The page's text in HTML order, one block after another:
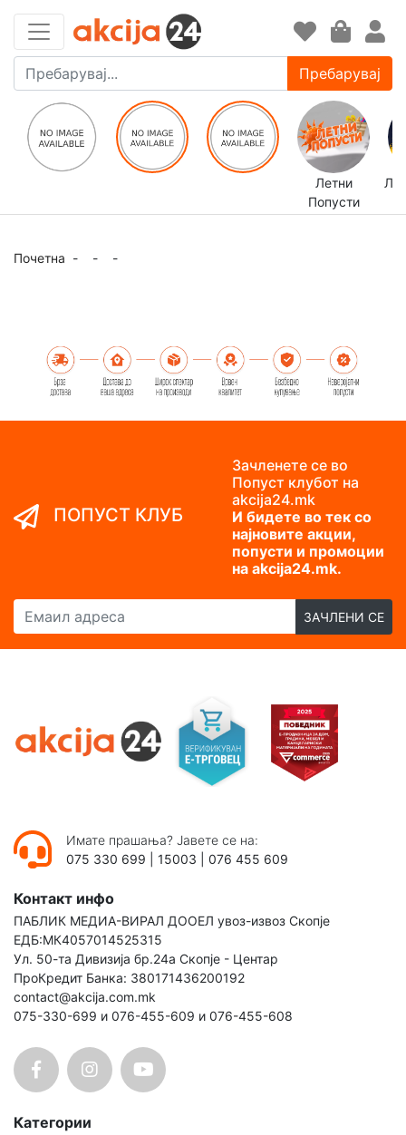
Пребарувај
Летни
Попусти
Почетна - - -
ПОПУСТ КЛУБ
Зачленете се во
Попуст клубот на
akcija24.mk
И бидете во тек со
најновите акции,
попусти и промоции
на akcija24.mk.
Емаил адреса
ЗАЧЛЕНИ СЕ
Имате прашања? Јавете се на:
075 330 699
15003 076 455 609
Контакт инфо
ПАБЛИК МЕДИА-ВИРАЛ ДООЕЛ увоз-извоз Скопје
ЕДБ:МК4057014525315
Ул. 50-та Дивизија бр.24а Скопје - Центар
ПроКредит Банка: 380171436200192
contact@akcija.com.mk
075-330-699 и 076-455-609 и 076-455-608
Категории